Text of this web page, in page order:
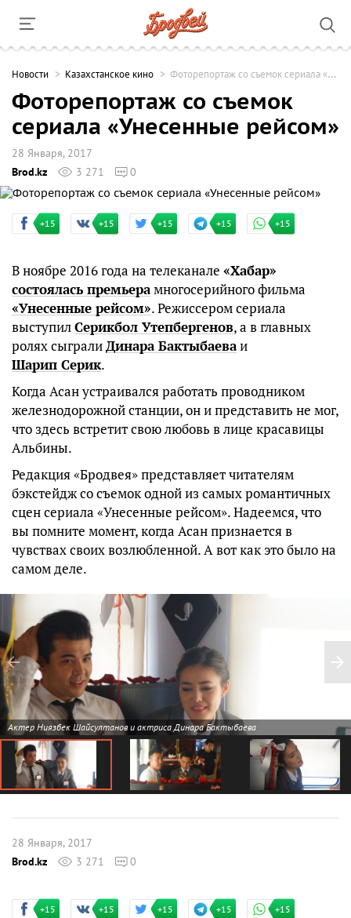
Новости Казахстанское кино Фоторепортаж со съемок сериала «Унесенные рейсом»
Фоторепортаж со съемок
сериала «Унесенные рейсом»
28 Января, 2017
Brod.kz
3 271 0
+15 +15 +15 +15 +15
В ноябре 2016 года на телеканале «Хабар»
состоялась премьерамногосерийного фильма
«Унесенные рейсом». Режиссером сериала
выступилСерикбол Утепбергенов, а в главных
ролях сыгралиДинара Бактыбаеваи
Шарип Серик.
Когда Асан устраивался работать проводником
железнодорожной станции, он и представить не мог,
что здесь встретит свою любовь в лице красавицы
Альбины.
Редакция «Бродвея» представляет читателям
бэкстейдж со съемок одной из самых романтичных
сцен сериала «Унесенные рейсом». Надеемся, что
вы помните момент, когда Асан признается в
чувствах своих возлюбленной. А вот как это было на
самом деле.
Актер Ниязбек Шайсултанов и актриса Динара Бактыбаева
28 Января, 2017
Brod.kz
3 271 0
+15 +15 +15 +15 +15